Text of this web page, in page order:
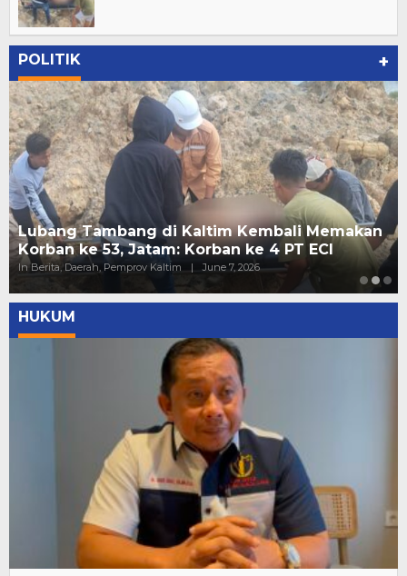
POLITIK +
Lubang Tambang di Kaltim Kembali Memakan
Korban ke 53, Jatam: Korban ke 4 PT ECI
In Berita, Daerah, Pemprov Kaltim | June 7, 2026
HUKUM